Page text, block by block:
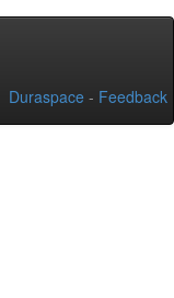
Duraspace - Feedback